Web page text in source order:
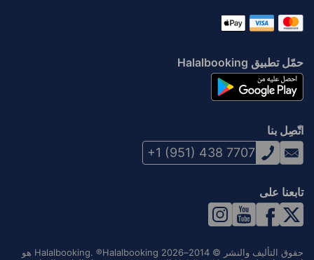
حمّل تطبيق Halalbooking
اتّصِل بنا
+1 (951) 438 7707
تابعنا على
حقوق التأليف والنشر © 2014–2026 Halalbooking. ®Halalbooking هو